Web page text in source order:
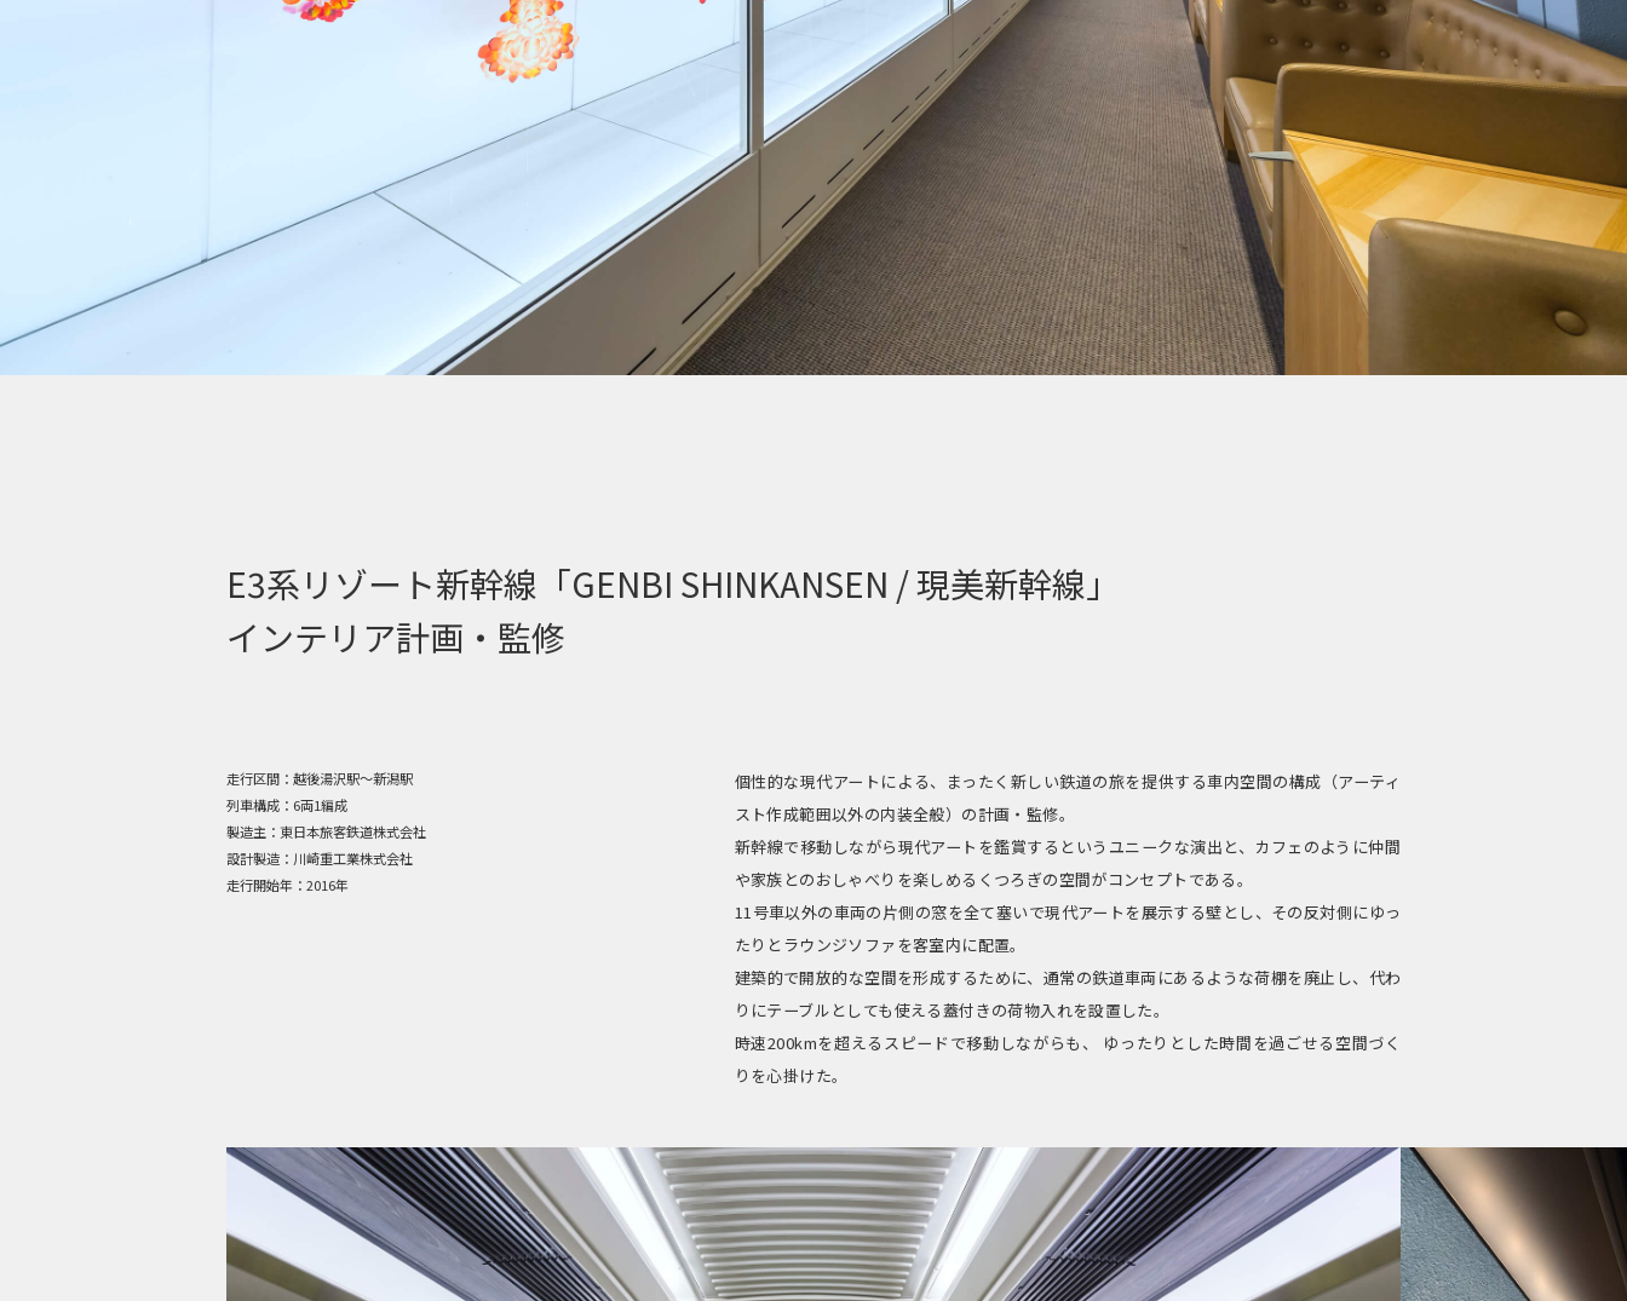
E3系リゾート新幹線「GENBI SHINKANSEN / 現美新幹線」
インテリア計画・監修
走行区間： 越後湯沢駅～新潟駅
列車構成： 6両1編成
製造主： 東日本旅客鉄道株式会社
設計製造： 川崎重工業株式会社
走行開始年： 2016年
個性的な現代アートによる、まったく新しい鉄道の旅を提供する車内空間の構成（アーティ
スト作成範囲以外の内装全般）の計画・監修。
新幹線で移動しながら現代アートを鑑賞するというユニークな演出と、カフェのように仲間
や家族とのおしゃべりを楽しめるくつろぎの空間がコンセプトである。
11号車以外の車両の片側の窓を全て塞いで現代アートを展示する壁とし、その反対側にゆっ
たりとラウンジソファを客室内に配置。
建築的で開放的な空間を形成するために、通常の鉄道車両にあるような荷棚を廃止し、代わ
りにテーブルとしても使える蓋付きの荷物入れを設置した。
時速200kmを超えるスピードで移動しながらも、 ゆったりとした時間を過ごせる空間づく
りを心掛けた。